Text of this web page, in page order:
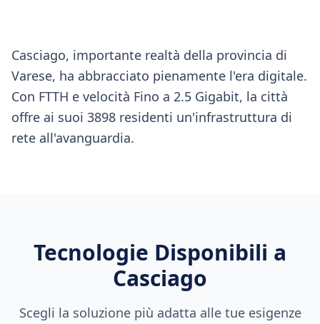
Casciago, importante realtà della provincia di
Varese, ha abbracciato pienamente l'era digitale.
Con FTTH e velocità Fino a 2.5 Gigabit, la città
offre ai suoi 3898 residenti un'infrastruttura di
rete all'avanguardia.
Tecnologie Disponibili a
Casciago
Scegli la soluzione più adatta alle tue esigenze